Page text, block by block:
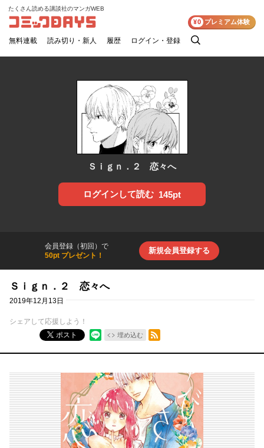
コミックDAYS
たくさん読める講談社のマンガWEB
無料連載 読み切り・新人 履歴 ログイン・登録
検
¥0 プレミアム体験
Ｓｉｇｎ．２ 恋々へ
ログインして読む 145pt
会員登録（初回）で
50pt プレゼント！
新規会員登録する
Ｓｉｇｎ．２ 恋々へ
2019年12月13日
シェアして応援しよう！
ポスト
埋め込む
RSSフィード